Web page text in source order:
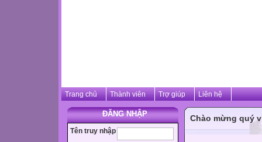
Trang chủ Thành viên Trợ giúp Liên hệ
ĐĂNG NHẬP
Tên truy nhập
Chào mừng quý